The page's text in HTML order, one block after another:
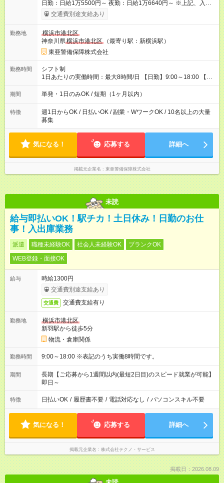
日勤：日給1万5500円～ 夜勤：日給1万6640円～ ※上記、入社
祝手当4000円含む(25勤務まで) ┗新任研修の終了から100日以内
┗規定あり ／ 経験や年齢を問わず、 頑張った方全員に支給され
日給は全額支給！ ■月22日以上勤務すると… 日給1000円UP！ ■
日払い・週払い・前払いOK！ 給与即時払いサービス『クリア
(CRIA)』で 最短当日にコンビニATMから 現金で給与を受け取れ
ます♪ ※稼働分・規定あり ■法定研修(7h×3日間)中も 手当をしっ
かり【3万円】支給！ ┗研修手当の一部(9，000円)は手渡しで支
給 ┗昼食代も別途支給(500円×3日間） ┗研修期間中も交通費全額
交通費別途支給あり
勤務地
横浜市港北区
神奈川県横浜市港北区
（最寄り駅：新横浜駅）
東亜警備保障株式会社
勤務時間
シフト制
1日あたりの実働時間：最大8時間/日 【日勤】9:00～18:00 【夜
勤】20:00～翌5:00 ・【日勤のみ】【夜勤のみ】もOK♪ ・自分
の都合に合わせて稼げます◎ ・シフトの申告は電話・メールで
ライベートの予定に 合わせて好きな時など、自由に働けます
期間 単発・1日のみOK / 短期（1ヶ月以内）
特徴
週1日からOK / 日払いOK / 副業・WワークOK / 10名以上の大量
募集
気になる！ 応募する 詳細へ
掲載元企業名 東亜警備保障株式会社
未読
給与即払いOK！駅チカ！土日休み！日勤のお仕
事！入出庫業務
派遣 職種未経験OK 社会人未経験OK
ブランクOK
WEB登録・面接OK
給与
時給1300円
交通費別途支給あり
交通費 交通費支給有り
勤務地
横浜市港北区
新羽駅から徒歩5分
物流・倉庫関係
勤務時間 9:00～18:00 ※表記のうち実働8時間です。
期間
長期【ご応募から1週間以内(最短2日目)のスピード就業が可能】
即日～
特徴 日払いOK / 履歴書不要 / 電話対応なし / パソコンスキル不要
気になる！ 応募する 詳細へ
掲載元企業名 株式会社テクノ・サービス
掲載日：2026.08.09